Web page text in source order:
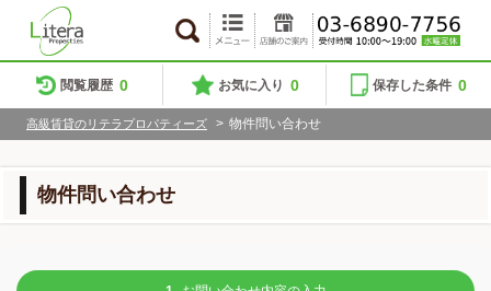
閲覧履歴 0 お気に入り 0 保存した条件 0
高級賃貸のリテラプロパティーズ > 物件問い合わせ
物件問い合わせ